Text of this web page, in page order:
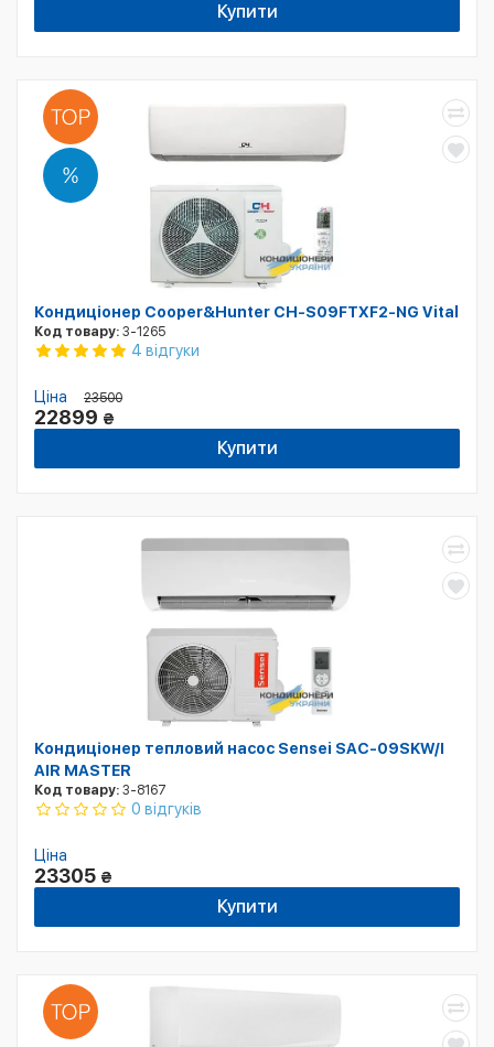
Купити
Кондиціонер Cooper&Hunter CH-S09FTXF2-NG Vital
Код товару: 3-1265
4 відгуки
Ціна 23500
22899 ₴
Купити
Кондиціонер тепловий насос Sensei SAC-09SKW/I
AIR MASTER
Код товару: 3-8167
0 відгуків
Ціна
23305 ₴
Купити